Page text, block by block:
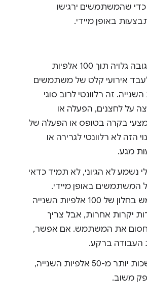
שהמשתמשים ירגישו
באופן מיידי.
כדי להבטיח תגובה גלויה תוך 100 אלפיות
אירועי קלט של משתמשים
השנייה. זה רלוונטי לרוב סוגי
לחצנים, הפעלה או
בקרה בטופס או הפעלה של
לא רלוונטי לגרירה או
מגע.
לא הגיוני, לא תמיד כדאי
באופן מיידי.
אפשר להשתמש בחלון של 100 אלפיות השנייה
יקרות אחרות, אבל צריך
את המשתמש. אם אפשר,
ברקע.
לפעולות שנמשכות יותר מ-50 אלפיות השנייה,
משוב.